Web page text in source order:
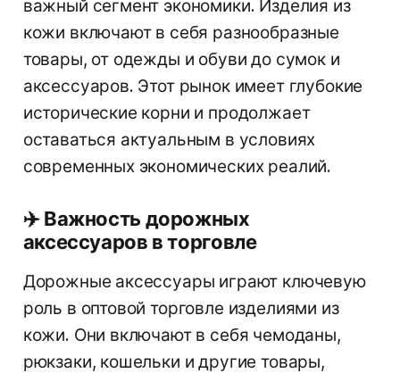
важный сегмент экономики. Изделия из
кожи включают в себя разнообразные
товары, от одежды и обуви до сумок и
аксессуаров. Этот рынок имеет глубокие
исторические корни и продолжает
оставаться актуальным в условиях
современных экономических реалий.
✈️Важность дорожных
аксессуаров в торговле
Дорожные аксессуары играют ключевую
роль в оптовой торговле изделиями из
кожи. Они включают в себя чемоданы,
рюкзаки, кошельки и другие товары,